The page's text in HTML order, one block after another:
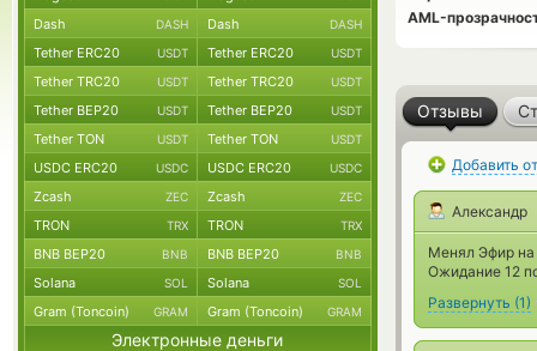
AML-
Отзывы
Добавить
Александр
Менял Эфир на
Ожидание 12
Развернуть (1)
Dash DASH Dash DASH
Tether ERC20 USDT Tether ERC20 USDT
Tether TRC20 USDT Tether TRC20 USDT
Tether BEP20 USDT Tether BEP20 USDT
Tether TON USDT Tether TON USDT
USDC ERC20 USDC USDC ERC20 USDC
Zcash ZEC Zcash ZEC
TRON TRX TRON TRX
BNB BEP20 BNB BNB BEP20 BNB
Solana SOL Solana SOL
Gram (Toncoin) GRAM Gram (Toncoin) GRAM
Электронные деньги